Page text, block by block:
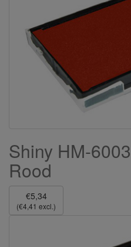
Shiny HM-
Rood
€5,34
(€4,41 excl.)